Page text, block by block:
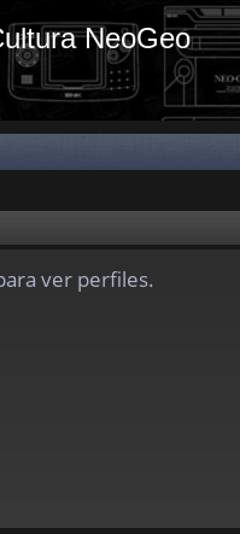
NeoGeo
ver perfiles.